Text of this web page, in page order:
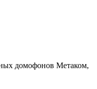
домофонов Метаком,